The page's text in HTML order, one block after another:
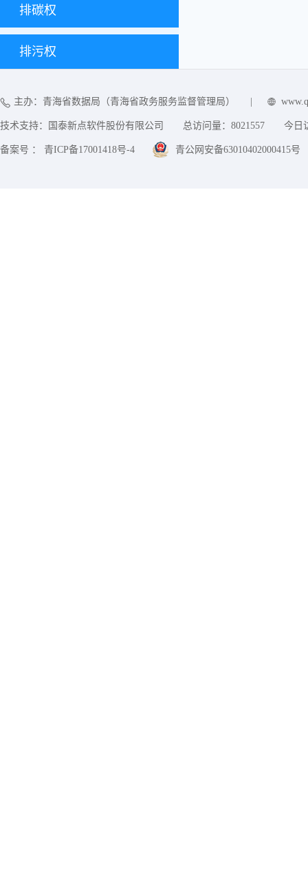
排碳权
排污权
主办：青海省数据局（青海省政务服务监督管理局）
技术支持：国泰新点软件股份有限公司 总访问量： 8021557 今日
备案号 ： 青ICP备17001418号-4 青公网安备63010402000415号